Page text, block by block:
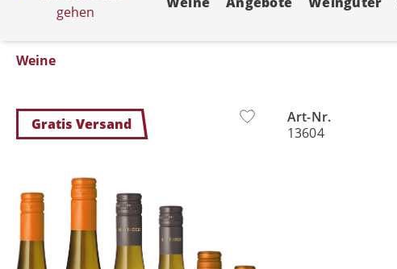
Weine
Gratis Versand
Bildergalerie überspringen
Art-Nr.
13604